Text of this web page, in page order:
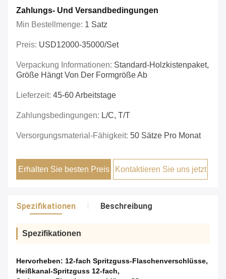
Zahlungs- Und Versandbedingungen
Min Bestellmenge: 1 Satz
Preis: USD12000-35000/set
Verpackung Informationen: Standard-Holzkistenpaket,
Größe Hängt Von Der Formgröße Ab
Lieferzeit: 45-60 Arbeitstage
Zahlungsbedingungen: L/C, T/T
Versorgungsmaterial-Fähigkeit: 50 Sätze Pro Monat
Erhalten Sie besten Preis Kontaktieren Sie uns jetzt
Spezifikationen Beschreibung
Spezifikationen
Hervorheben: 12-fach Spritzguss-Flaschenverschlüsse,
Heißkanal-Spritzguss 12-fach,